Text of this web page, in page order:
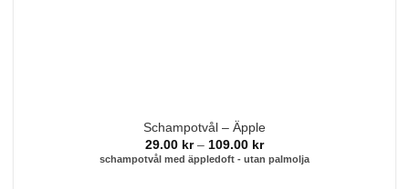
Schampotvål – Äpple
29.00 kr – 109.00 krPrisintervall:
29.00 kr
till
schampotvål med äppledoft - utan palmolja